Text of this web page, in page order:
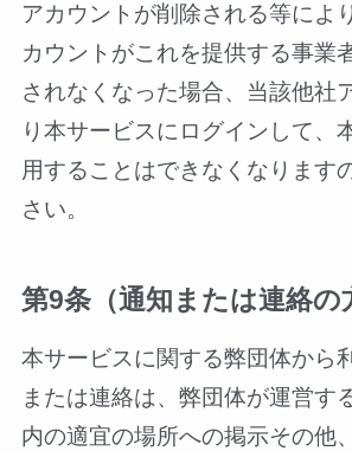
アカウントが削除される等によ
カウントがこれを提供する事業
されなくなった場合、当該他社
り本サービスにログインして、
用することはできなくなります
さい。
第9条（通知または連絡の
本サービスに関する弊団体から
または連絡は、弊団体が運営す
内の適宜の場所への掲示その他